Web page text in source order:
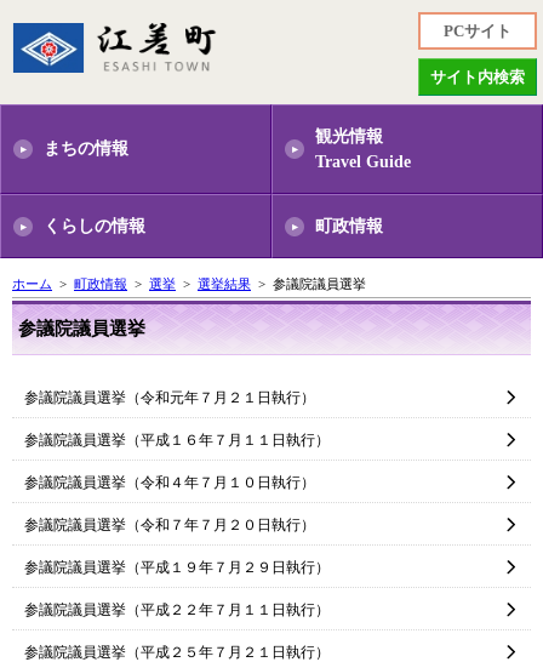
PCサイト
サイト内検索
まちの情報
観光情報
Travel Guide
くらしの情報 町政情報
ホーム > 町政情報 > 選挙 > 選挙結果 > 参議院議員選挙
参議院議員選挙
参議院議員選挙（令和元年７月２１日執行）
参議院議員選挙（平成１６年７月１１日執行）
参議院議員選挙（令和４年７月１０日執行）
参議院議員選挙（令和７年７月２０日執行）
参議院議員選挙（平成１９年７月２９日執行）
参議院議員選挙（平成２２年７月１１日執行）
参議院議員選挙（平成２５年７月２１日執行）